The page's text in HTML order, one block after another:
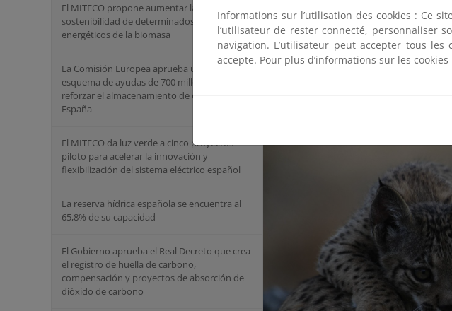
El MITECO propone aumentar la
sostenibilidad de determinados usos
energéticos de la biomasa
La Comisión Europea aprueba un nuevo
esquema de ayudas de 700 millones para
reforzar el almacenamiento de energía en
España
El MITECO da luz verde a cinco proyectos
piloto para acelerar la innovación y
flexibilización del sistema eléctrico español
La reserva hídrica española se encuentra al
65,8% de su capacidad
El Gobierno aprueba el Real Decreto que crea
el registro de huella de carbono,
compensación y proyectos de absorción de
dióxido de carbono
la recuperación de las poblaciones
liberados en Andalucía, Castilla-La
ibérico más allá de sus últimos
Informations sur l’utilisation des cookies : Ce
l’utilisateur de rester connecté, personnaliser
navigation. L’utilisateur peut accepter tous les
accepte. Pour plus d’informations sur les